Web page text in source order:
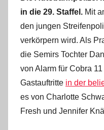
in die 29. Staffel. Mit
den jungen
verkörpern wird. Als
die Semirs Tochter
von Alarm für Cobra
Gastauftritte in der
es von Charlotte
Fresh und Jennifer